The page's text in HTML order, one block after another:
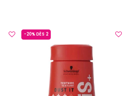
-20% DÈS 2